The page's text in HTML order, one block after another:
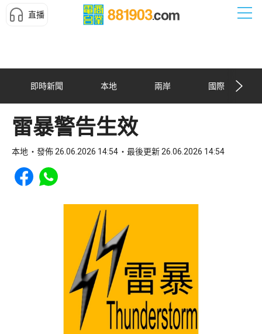
直播
即時新聞 本地 兩岸 國際
雷暴警告生效
本地 發佈 26.06.2026 14:54 最後更新 26.06.2026 14:54
Share to Facebook
Share to WhatsApp